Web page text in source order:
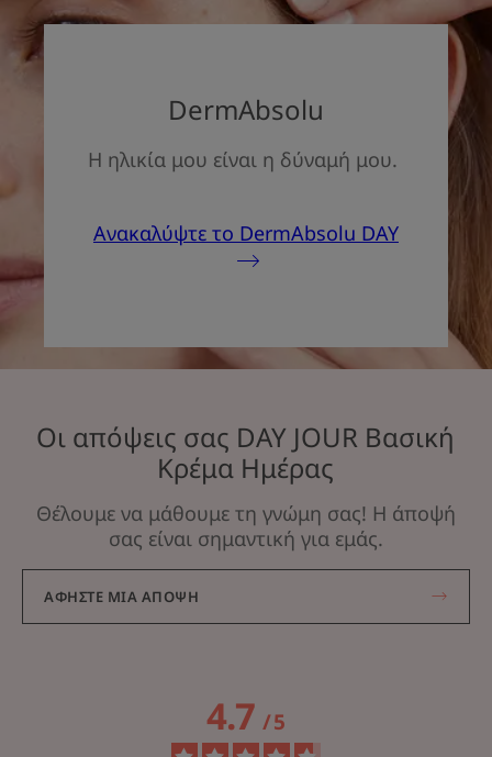
ΥΦΉ
Οφέλη της υφής
Άρωμα της σύνθεσης
Διακριτικό άρωμα λουλουδιών
DermAbsolu
Η ηλικία μου είναι η δύναμή μου.
Ανακαλύψτε το DermAbsolu DAY
Οι απόψεις σας DAY JOUR Βασική
Κρέμα Ημέρας
Θέλουμε να μάθουμε τη γνώμη σας! Η άποψή
σας είναι σημαντική για εμάς.
ΑΦΉΣΤΕ ΜΙΑ ΆΠΟΨΗ
4.7/5